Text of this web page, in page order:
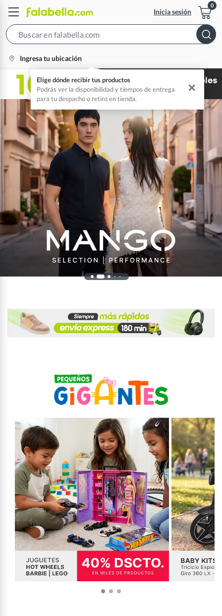
Inicia sesión
location-
Ingresa tu ubicación
Elige dónde recibir tus productos
Podrás ver la disponibilidad y tiempos de entrega
para tu despacho o retiro en tienda.
✕